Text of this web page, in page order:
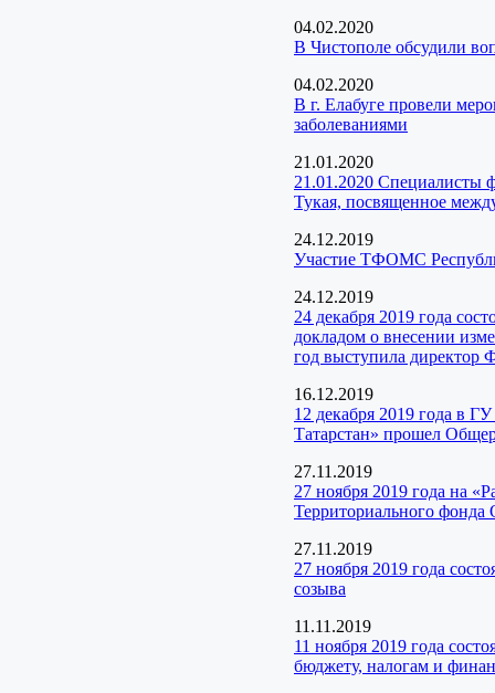
04.02.2020
В Чистополе обсудили
04.02.2020
В г. Елабуге провели
заболеваниями
21.01.2020
21.01.2020 Специалисты
Тукая, посвященное
24.12.2019
Участие ТФОМС
24.12.2019
24 декабря 2019 года
докладом о внесении
год выступила
16.12.2019
12 декабря 2019 года в
Татарстан» прошел
27.11.2019
27 ноября 2019 года на
Территориального
27.11.2019
27 ноября 2019 года
созыва
11.11.2019
11 ноября 2019 года
бюджету, налогам и